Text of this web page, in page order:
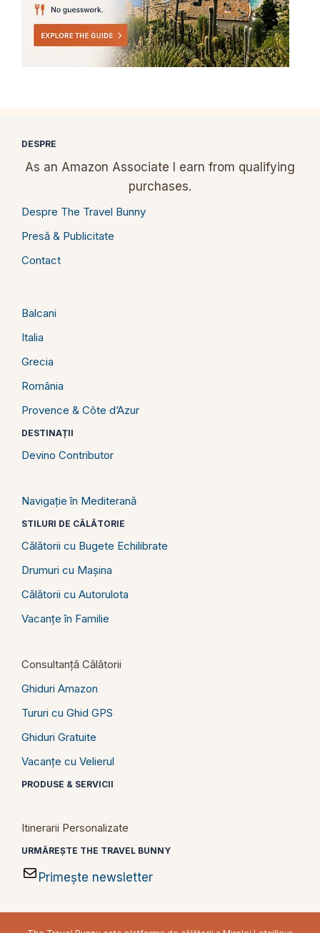
DESPRE
As an Amazon Associate I earn from qualifying
purchases.
Despre The Travel Bunny
Presă & Publicitate
Contact
Balcani
Italia
Grecia
România
Provence & Côte d’Azur
DESTINAȚII
Devino Contributor
Navigație în Mediterană
STILURI DE CĂLĂTORIE
Călătorii cu Bugete Echilibrate
Drumuri cu Mașina
Călătorii cu Autorulota
Vacanțe în Familie
Consultanță Călătorii
Ghiduri Amazon
Tururi cu Ghid GPS
Ghiduri Gratuite
Vacanțe cu Velierul
PRODUSE & SERVICII
Itinerarii Personalizate
URMĂREȘTE THE TRAVEL BUNNY
Primește newsletter